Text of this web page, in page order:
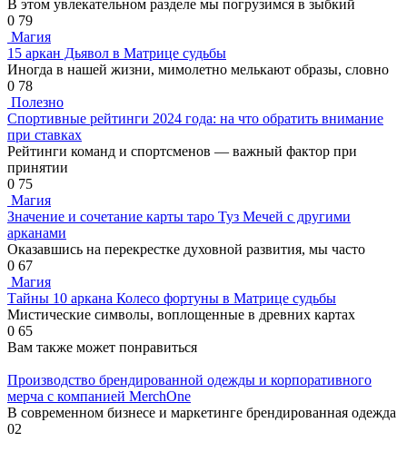
В этом увлекательном разделе мы погрузимся в зыбкий
0 79
Магия
15 аркан Дьявол в Матрице судьбы
Иногда в нашей жизни, мимолетно мелькают образы, словно
0 78
Полезно
Спортивные рейтинги 2024 года: на что обратить внимание
при ставках
Рейтинги команд и спортсменов — важный фактор при
принятии
0 75
Магия
Значение и сочетание карты таро Туз Мечей с другими
арканами
Оказавшись на перекрестке духовной развития, мы часто
0 67
Магия
Тайны 10 аркана Колесо фортуны в Матрице судьбы
Мистические символы, воплощенные в древних картах
0 65
Вам также может понравиться
Производство брендированной одежды и корпоративного
мерча с компанией MerchOne
В современном бизнесе и маркетинге брендированная одежда
02